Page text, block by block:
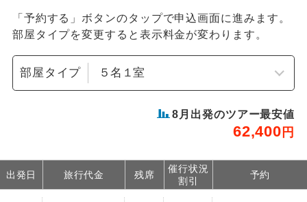
「予約する」ボタンのタップで申込画面に進みます。
部屋タイプを変更すると表示料金が変わります。
部屋タイプ
8 月出発のツアー最安値
62,400 円
出発日 旅行代金 残席
催行状況
割引
予約